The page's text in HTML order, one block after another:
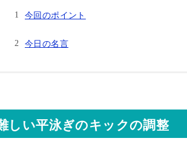
今回のポイント
今日の名言
しい平泳ぎのキックの調整